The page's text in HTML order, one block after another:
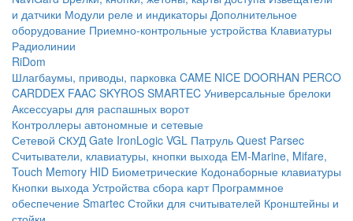
и датчики Модули реле и индикаторы Дополнительное
оборудование Приемно-контрольные устройства Клавиатуры
Радиолинии
RiDom
Шлагбаумы, приводы, парковка CAME NICE DOORHAN PERCO
CARDDEX FAAC SKYROS SMARTEC Универсальные брелоки
Аксессуары для распашных ворот
Контроллеры автономные и сетевые
Сетевой СКУД Gate IronLogic VGL Патруль Quest Parsec
Считыватели, клавиатуры, кнопки выхода EM-Marine, Mifare,
Touch Memory HID Биометрические Кодонаборные клавиатуры
Кнопки выхода Устройства сбора карт Программное
обеспечение Smartec Стойки для считывателей Кронштейны и